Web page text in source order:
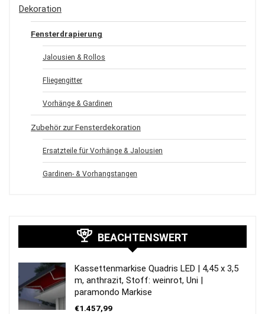
Dekoration
Fensterdrapierung
Jalousien & Rollos
Fliegengitter
Vorhänge & Gardinen
Zubehör zur Fensterdekoration
Ersatzteile für Vorhänge & Jalousien
Gardinen- & Vorhangstangen
BEACHTENSWERT
Kassettenmarkise Quadris LED | 4,45 x 3,5
m, anthrazit, Stoff: weinrot, Uni |
paramondo Markise
€1.457,99